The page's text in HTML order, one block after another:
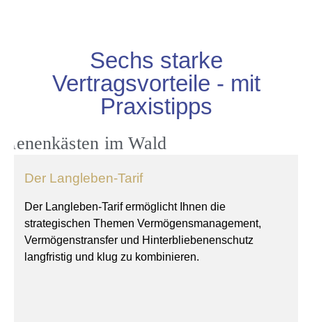
Sechs starke
Vertragsvorteile - mit
Praxistipps
Der Langleben-Tarif
Der Langleben-Tarif ermöglicht Ihnen die
strategischen Themen Vermögensmanagement,
Vermögenstransfer und Hinterbliebenenschutz
langfristig und klug zu kombinieren.